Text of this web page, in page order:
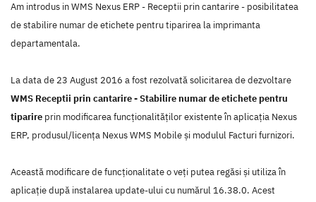
Am introdus in WMS Nexus ERP - Receptii prin cantarire - posibilitatea
de stabilire numar de etichete pentru tiparirea la imprimanta
departamentala.
La data de 23 August 2016 a fost rezolvată solicitarea de dezvoltare
WMS Receptii prin cantarire - Stabilire numar de etichete pentru
tiparire prin modificarea funcţionalităţilor existente în aplicaţia Nexus
ERP, produsul/licenţa Nexus WMS Mobile şi modulul Facturi furnizori.
Această modificare de funcţionalitate o veţi putea regăsi şi utiliza în
aplicaţie după instalarea update-ului cu numărul 16.38.0. Acest